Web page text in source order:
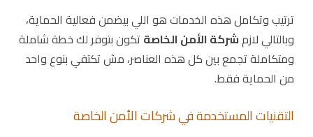
ترتيب وتكامل هذه الخدمات هو اللي بيضمن فعالية الحماية،
وبالتالي لازمشركة الأمن الخاصة تكون بتوفر لك خطة شاملة
ومتكاملة تجمع بين كل هذه العناصر، مش تكتفي بنوع واحد
من الحماية فقط.
التقنيات المستخدمة في شركات الأمن الخاصة